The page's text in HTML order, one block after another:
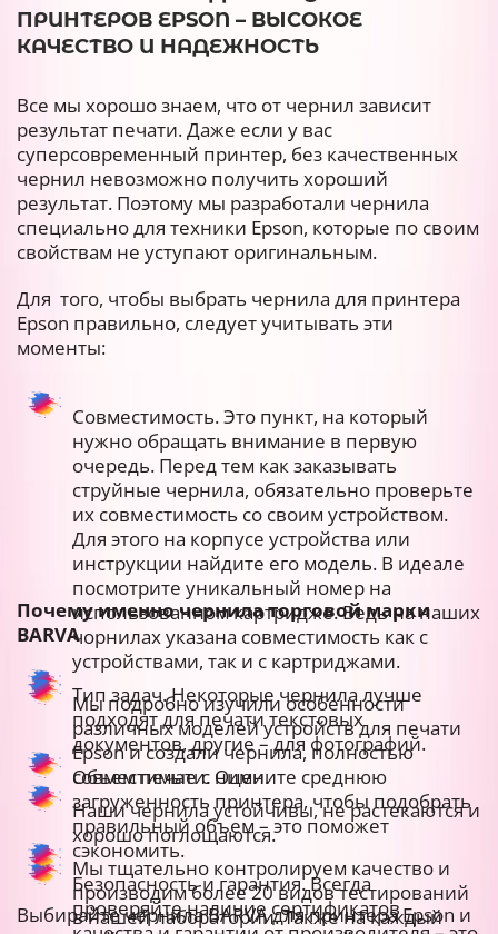
ПРИНТЕРОВ EPSON – ВЫСОКОЕ
КАЧЕСТВО И НАДЕЖНОСТЬ
Все мы хорошо знаем, что от чернил зависит
результат печати. Даже если у вас
суперсовременный принтер, без качественных
чернил невозможно получить хороший
результат. Поэтому мы разработали чернила
специально для техники Epson, которые по своим
свойствам не уступают оригинальным.
Для того, чтобы выбрать чернила для принтера
Epson правильно, следует учитывать эти
моменты:
Совместимость. Это пункт, на который
нужно обращать внимание в первую
очередь. Перед тем как заказывать
струйные чернила, обязательно проверьте
их совместимость со своим устройством.
Для этого на корпусе устройства или
инструкции найдите его модель. В идеале
посмотрите уникальный номер на
использованном картридже. Ведь на наших
чорнилах указана совместимость как с
устройствами, так и с картриджами.
Тип задач. Некоторые чернила лучше
подходят для печати текстовых
документов, другие – для фотографий.
Объем печати. Оцените среднюю
загруженность принтера, чтобы подобрать
правильный объем – это поможет
сэкономить.
Безопасность и гарантия. Всегда
проверяйте наличие сертификатов
Почему именно чернила торговой марки
BARVA
Мы подробно изучили особенности
различных моделей устройств для печати
Epson и создали чернила, полностью
совместимые с ними.
Наши чернила устойчивы, не растекаются и
хорошо поглощаются.
Мы тщательно контролируем качество и
производим более 20 видов тестирований
в нашей лаборатории. Также на каждый
Выбирайте чернила BARVA для принтера Epson и